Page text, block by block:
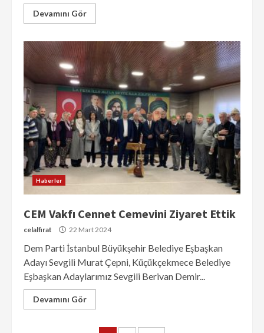
Devamını Gör
Haberler
CEM Vakfı Cennet Cemevini Ziyaret Ettik
celalfirat 22 Mart 2024
Dem Parti İstanbul Büyükşehir Belediye Eşbaşkan
Adayı Sevgili Murat Çepni, Küçükçekmece Belediye
Eşbaşkan Adaylarımız Sevgili Berivan Demir...
Devamını Gör